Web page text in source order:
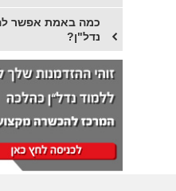
כמה באמת אפשר
נדל"ן?